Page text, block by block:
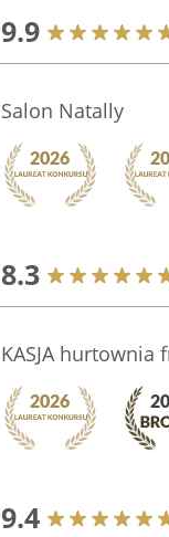
9.9
Salon Natally
8.3
KASJA hurtownia
9.4